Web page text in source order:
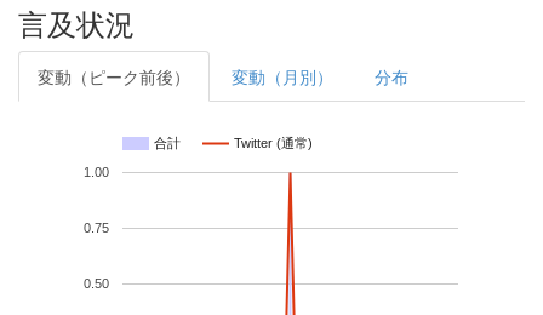
言及状況
変動（ピーク前後） 変動（月別） 分布
合計 Twitter (通常)
0.50
0.75
1.00